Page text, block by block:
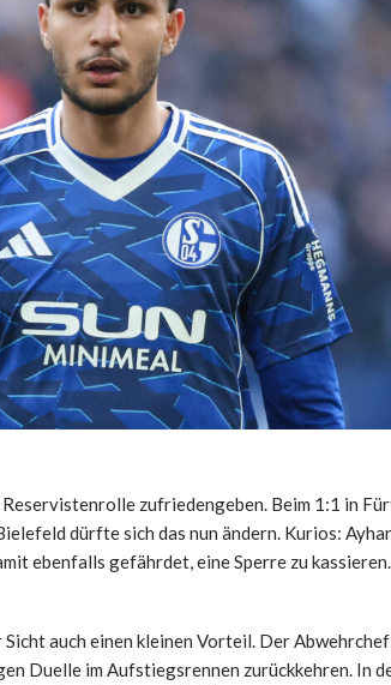
zufriedengeben. Beim 1:1 in
dürfte sich das nun ändern. Kurios:
ebenfalls gefährdet, eine Sperre zu
auch einen kleinen Vorteil. Der
Duelle im Aufstiegsrennen zurückkehren. In